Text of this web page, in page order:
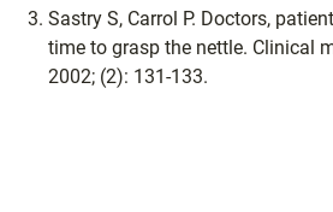
Sastry S, Carrol P. Doctors,
time to grasp the nettle. Clinical
2002; (2): 131-133.